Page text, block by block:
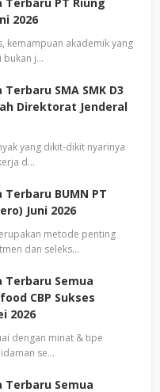
2026
kemampuan akademik yang
bukan j…
SMA SMK D3
Direktorat Jenderal
yang dikit-dikit nyarinya
d…
BUMN PT
Juni 2026
metode penting
dan seleks…
Terbaru Semua
CBP Sukses
2026
dengan minat & tipe
se…
Terbaru Semua